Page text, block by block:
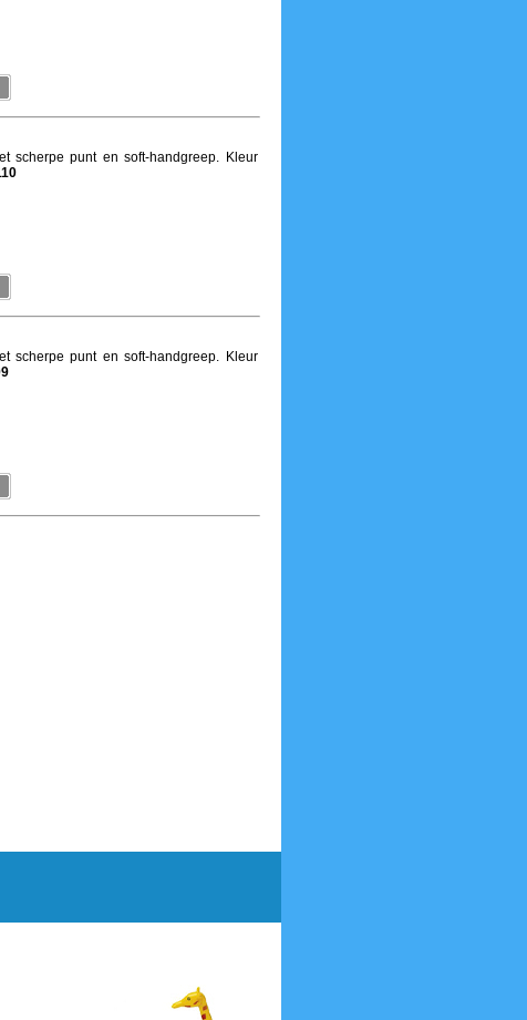
scherpe punt en soft-handgreep. Kleur
scherpe punt en soft-handgreep. Kleur